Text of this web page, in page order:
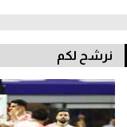
نرشح لكم